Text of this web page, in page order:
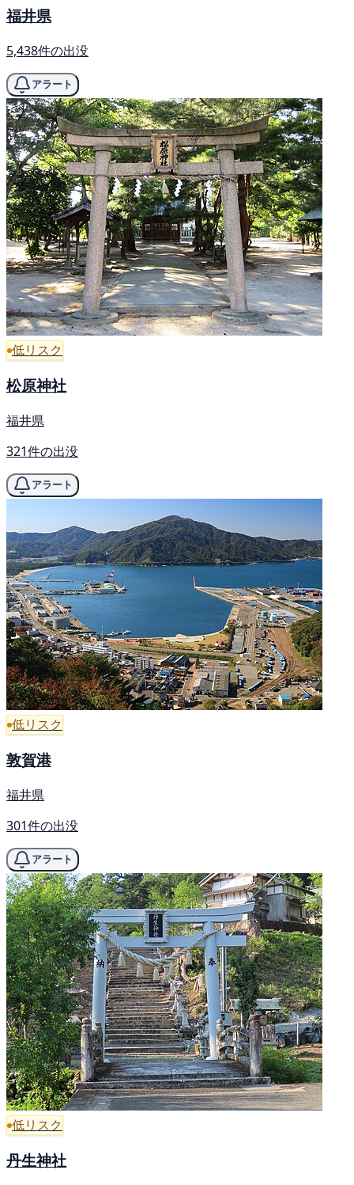
福井県
5,438件の出没
アラート
低リスク
松原神社
福井県
321件の出没
アラート
低リスク
敦賀港
福井県
301件の出没
アラート
低リスク
丹生神社